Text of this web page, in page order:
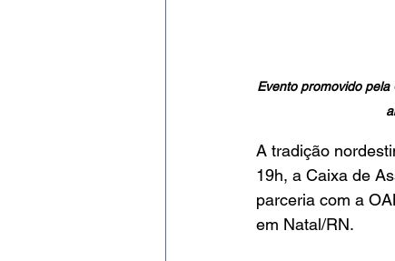
Evento promovido
A tradição
19h, a Caixa de
parceria com a
em Natal/RN.